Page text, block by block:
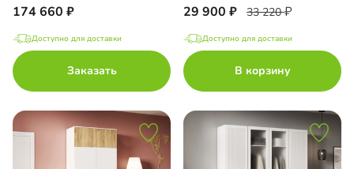
174 660
Доступно для доставки
Заказать
29 900 33 220
Доступно для доставки
В корзину